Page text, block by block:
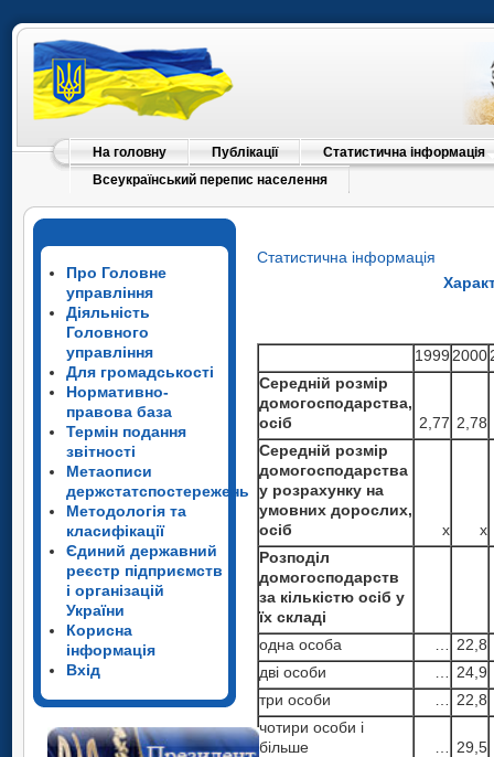
На головну Публікації
Статистична інформація
Всеукраїнський перепис населення
Про Головне
управління
Діяльність
Головного
управління
Для громадськості
Нормативно-
правова база
Термін подання
звітності
Метаописи
держстатспостережень
Методологія та
класифікації
Єдиний державний
реєстр підприємств
і організацій
України
Корисна
інформація
Вхід
Статистична інформація
1999 2000
Середній розмір
домогосподарства,
осіб
2,77 2,78
Середній розмір
домогосподарства
у розрахунку на
умовних дорослих,
осіб
х
х
Розподіл
домогосподарств
за кількістю осіб у
їх складі
одна особа
22,8
дві особи
24,9
три особи
22,8
чотири особи і
більше
29,5